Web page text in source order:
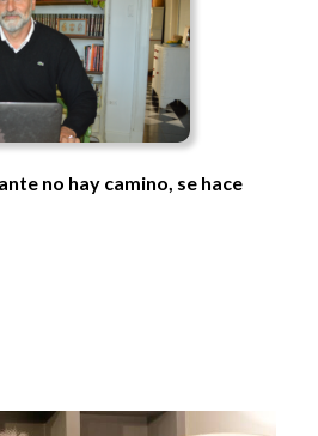
no hay camino, se hace